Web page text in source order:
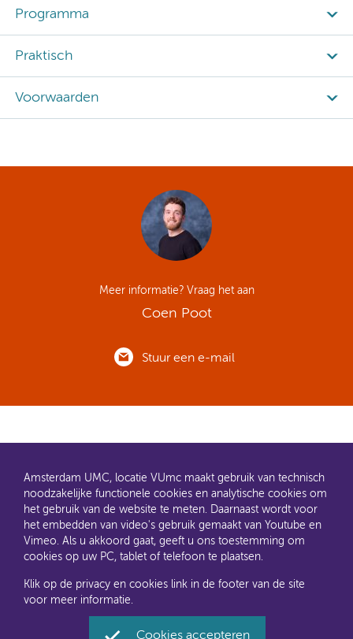
Programma
Praktisch
Voorwaarden
Meer informatie? Vraag het aan
Coen Poot
Stuur een e-mail
AMC en VUmc zijn al een tijdje samen Amsterdam UMC.
Dit gaat u ook merken aan de websites: steeds meer
informatie verhuist naar amsterdamumc.nl en
amsterdamumc.org
Toegankelijkheid
Privacyverklaring en
cookies
Amsterdam UMC, locatie VUmc maakt gebruik van technisch
noodzakelijke functionele cookies en analytische cookies om
het gebruik van de website te meten. Daarnaast wordt voor
het embedden van video's gebruik gemaakt van Youtube en
Vimeo. Als u akkoord gaat, geeft u ons toestemming om
cookies op uw PC, tablet of telefoon te plaatsen.
Klik op de privacy en cookies link in de footer van de site
voor meer informatie.
Cookies accepteren